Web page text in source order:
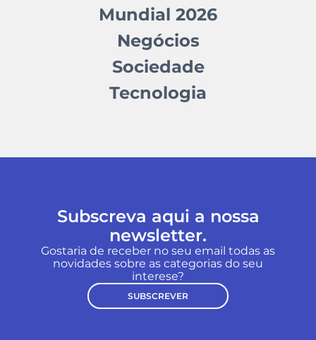
Mundial 2026
Negócios
Sociedade
Tecnologia
Subscreva aqui a nossa
newsletter.
Gostaria de receber no seu email todas as
novidades sobre as categorias do seu
interese?
SUBSCREVER